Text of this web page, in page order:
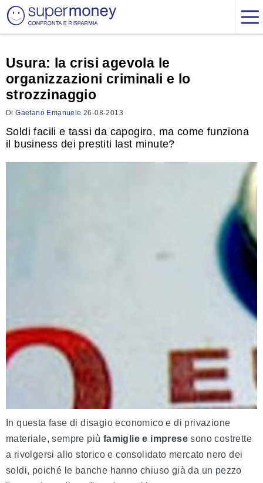
Usura: la crisi agevola le
organizzazioni criminali e lo
strozzinaggio
DiGaetano Emanuele 26-08-2013
Soldi facili e tassi da capogiro, ma come funziona
il business dei prestiti last minute?
In questa fase di disagio economico e di privazione
materiale, sempre più famiglie e imprese sono costrette
a rivolgersi allo storico e consolidato mercato nero dei
soldi, poiché le banche hanno chiuso già da un pezzo